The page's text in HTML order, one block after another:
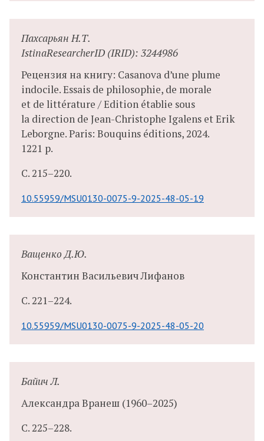
Пахсарьян Н.Т.
IstinaResearcherID (IRID): 3244986
Рецензия на книгу: Casanova d’une plume
indocile. Essais de philosophie, de morale
et de littérature / Edition établie sous
la direction de Jean-Christophe Igalens et Erik
Leborgne. Paris: Bouquins éditions, 2024.
1221 p.
С.215–220.
10.55959/MSU0130-0075-9-2025-48-05-19
Ващенко Д.Ю.
Константин Васильевич Лифанов
С.221–224.
10.55959/MSU0130-0075-9-2025-48-05-20
Байич Л.
Александра Вранеш (1960–2025)
С.225–228.